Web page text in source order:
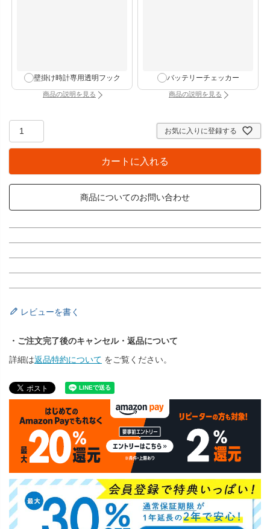
壁掛け時計専用透明フック
商品の説明を見る：壁掛け時計専用透明フック（別タブで開きます）
バッテリーチェッカー
商品の説明を見る：バッテリーチェッカ
お気に入りに登録する
カートに入れる
商品についてのお問い合わせ
レビューを書く
・ご注文完了後のキャンセル・返品について
詳細は返品特約について をご覧ください。